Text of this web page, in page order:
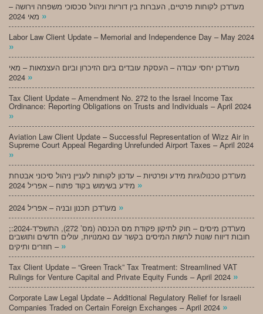
מעו”דכן לקוחות פרטיים, העברות בין דוריות וניהול סכסוכי משפחה וירושה –
»
Labor Law Client Update – Memorial and Independence Day – May 2024
»
מעו”דכן יחסי עבודה – העסקת עובדים ביום הזיכרון וביום העצמאות – מאי
»
Tax Client Update – Amendment No. 272 to the Israel Income Tax
Ordinance: Reporting Obligations on Trusts and Individuals – April 2024
»
Aviation Law Client Update – Successful Representation of Wizz Air in
Supreme Court Appeal Regarding Unrefunded Airport Taxes – April 2024
»
מעו”דכן טכנולוגיות מידע ופרטיות – עדכון לקוחות לעניין ניהול סיכוני אבטחת
»
»
;מעו”דכן מיסים – חוק לתיקון פקודת מס הכנסה (מס’ 272), התשפ”ד-2024:
חובות דיווח שונות לרשות המיסים בקשר עם נאמנויות, עולים חדשים ותושבים
חוזרים ותיקים – »
Tax Client Update – “Green Track” Tax Treatment: Streamlined VAT
Rulings for Venture Capital and Private Equity Funds – April 2024 »
Corporate Law Legal Update – Additional Regulatory Relief for Israeli
Companies Traded on Certain Foreign Exchanges – April 2024 »